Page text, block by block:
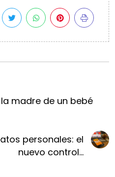
madre de un bebé
personales: el
nuevo control...